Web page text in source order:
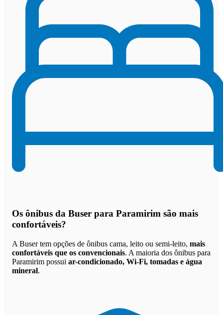
Os ônibus da Buser para Paramirim são mais
confortáveis?
A Buser tem opções de ônibus cama, leito ou semi-leito, mais
confortáveis que os convencionais. A maioria dos ônibus para
Paramirim possui ar-condicionado, Wi-Fi, tomadas e água
mineral.